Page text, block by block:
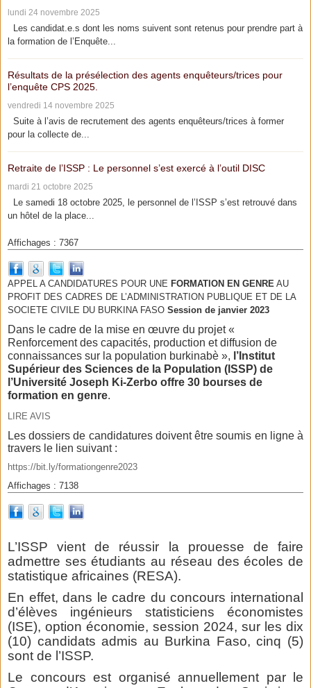
lundi 24 novembre 2025
Les candidat.e.s dont les noms suivent sont retenus pour prendre part à
la formation de l’Enquête...
Résultats de la présélection des agents enquêteurs/trices pour
l’enquête CPS 2025.
vendredi 14 novembre 2025
Suite à l’avis de recrutement des agents enquêteurs/trices à former
pour la collecte de...
Retraite de l’ISSP : Le personnel s’est exercé à l’outil DISC
mardi 21 octobre 2025
Le samedi 18 octobre 2025, le personnel de l’ISSP s’est retrouvé dans
un hôtel de la place...
Affichages : 7367
APPEL A CANDIDATURES POUR UNE FORMATION EN GENRE AU
PROFIT DES CADRES DE L’ADMINISTRATION PUBLIQUE ET DE LA
SOCIETE CIVILE DU BURKINA FASO Session de janvier 2023
Dans le cadre de la mise en œuvre du projet «
Renforcement des capacités, production et diffusion de
connaissances sur la population burkinabè », l’Institut
Supérieur des Sciences de la Population (ISSP) de
l’Université Joseph Ki-Zerbo offre 30 bourses de
formation en genre.
LIRE AVIS
Les dossiers de candidatures doivent être soumis en ligne à
travers le lien suivant :
https://bit.ly/formationgenre2023
Affichages : 7138
L’ISSP vient de réussir la prouesse de faire
admettre ses étudiants au réseau des écoles de
statistique africaines (RESA).
En effet, dans le cadre du concours international
d’élèves ingénieurs statisticiens économistes
(ISE), option économie, session 2024, sur les dix
(10) candidats admis au Burkina Faso, cinq (5)
sont de l’ISSP.
Le concours est organisé annuellement par le